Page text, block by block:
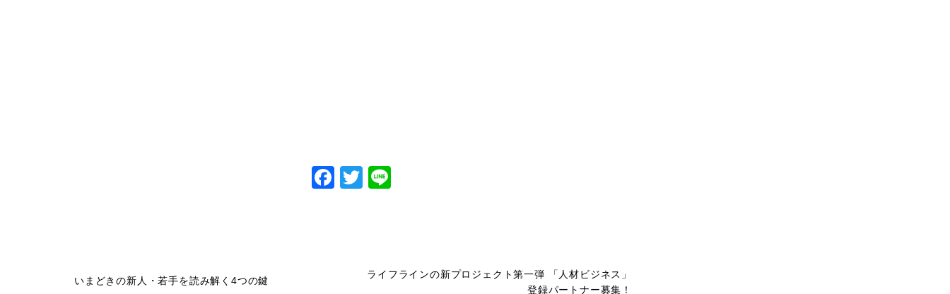
Facebook
Twitter
いまどきの新人・若手を読み解く4つの鍵
ライフラインの新プロジェクト第一弾 「人材ビジネス」
登録パートナー募集！